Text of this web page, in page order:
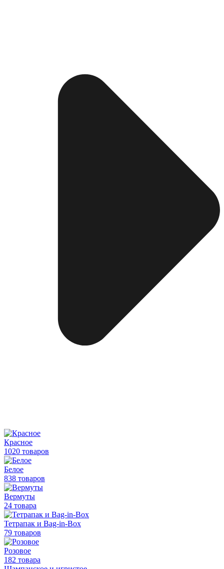
Красное
1020 товаров
Белое
838 товаров
Вермуты
24 товара
Тетрапак и Bag-in-Box
79 товаров
Розовое
182 товара